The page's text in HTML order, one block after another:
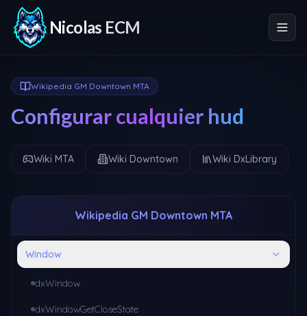
Nicolas ECM
Wikipedia GM Downtown MTA
Configurar cualquier hud
Wiki MTA Wiki Downtown Wiki DxLibrary
Wikipedia GM Downtown MTA
Window
dxWindow
dxWindowGetCloseState